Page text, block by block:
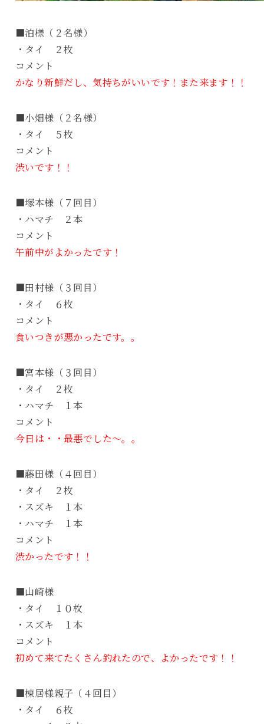
■泊様（２名様）
・タイ ２枚
コメント
かなり新鮮だし、気持ちがいいです！また来ます！！
■小畑様（２名様）
・タイ ５枚
コメント
渋いです！！
■塚本様（７回目）
・ハマチ ２本
コメント
午前中がよかったです！
■田村様（３回目）
・タイ ６枚
コメント
食いつきが悪かったです。。
■宮本様（３回目）
・タイ ２枚
・ハマチ １本
コメント
今日は・・最悪でした～。。
■藤田様（４回目）
・タイ ２枚
・スズキ １本
・ハマチ １本
コメント
渋かったです！！
■山崎様
・タイ １０枚
・スズキ １本
コメント
初めて来てたくさん釣れたので、よかったです！！
■棟居様親子（４回目）
・タイ ６枚